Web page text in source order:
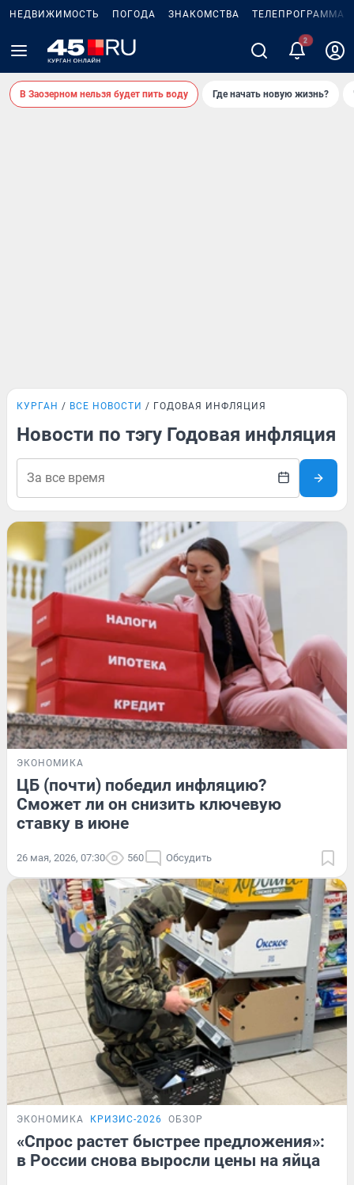
НЕДВИЖИМОСТЬ ПОГОДА ЗНАКОМСТВА ТЕЛЕПРОГРАММА
В Заозерном нельзя будет пить воду Где начать новую жизнь?
КУРГАН ВСЕ НОВОСТИ ГОДОВАЯ ИНФЛЯЦИЯ
Новости по тэгу Годовая инфляция
ЭКОНОМИКА
ЦБ (почти) победил инфляцию?
Сможет ли он снизить ключевую
ставку в июне
26 мая, 2026, 07:30 560 Обсудить
ЭКОНОМИКА КРИЗИС-2026 ОБЗОР
«Спрос растет быстрее предложения»:
в России снова выросли цены на яйца